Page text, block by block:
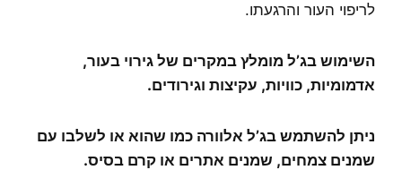
לריפוי העור והרגעתו.
השימוש בג’ל מומלץ במקרים של גירוי בעור,
אדמומיות, כוויות, עקיצות וגירודים.
ניתן להשתמש בג’ל אלוורה כמו שהוא או לשלבו עם
שמנים צמחים, שמנים אתרים או קרם בסיס.